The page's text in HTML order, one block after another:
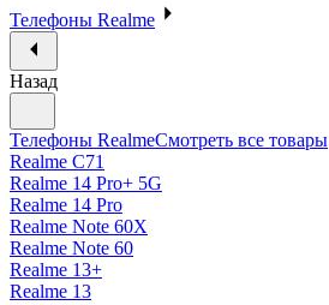
Телефоны Realme
Назад
Телефоны RealmeСмотреть все товары
Realme C71
Realme 14 Pro+ 5G
Realme 14 Pro
Realme Note 60X
Realme Note 60
Realme 13+
Realme 13